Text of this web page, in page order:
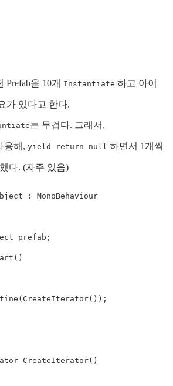
Prefab을 10개 Instantiate 하고 아이
가 있다고 한다.
는 무겁다. 그래서,
용해, yield return null 하면서 1개씩
다. (자주 있음)
: MonoBehaviour
prefab ;
()
( CreateIterator());
CreateIterator()